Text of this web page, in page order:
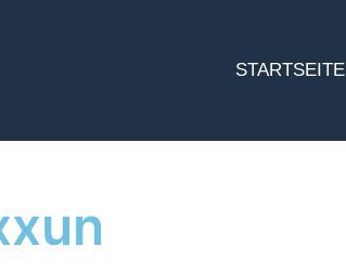
STARTSEITE